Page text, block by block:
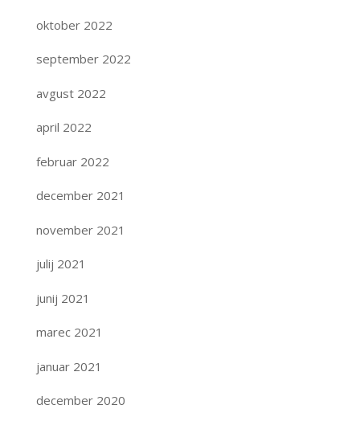
oktober 2022
september 2022
avgust 2022
april 2022
februar 2022
december 2021
november 2021
julij 2021
junij 2021
marec 2021
januar 2021
december 2020